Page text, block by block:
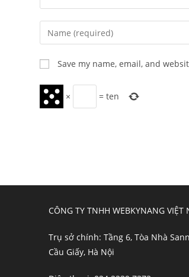
Enter
your
name
or
username
to
Save my name, email, and
× =ten
CÔNG TY TNHH WEBKYNANG VIỆT
Trụ sở chính: Tầng 6, Tòa Nhà
Cầu Giấy, Hà Nội